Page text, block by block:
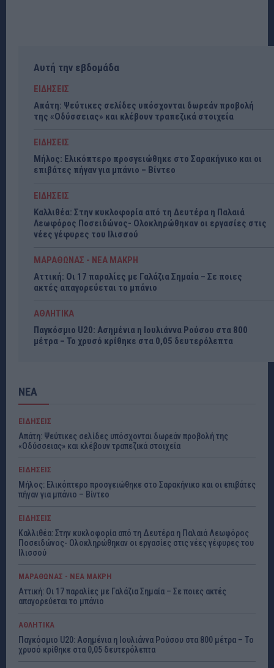
Αυτή την εβδομάδα
ΕΙΔΗΣΕΙΣ
Απάτη: Ψεύτικες σελίδες υπόσχονται δωρεάν προβολή
της «Οδύσσειας» και κλέβουν τραπεζικά στοιχεία
ΕΙΔΗΣΕΙΣ
Μήλος: Ελικόπτερο προσγειώθηκε στο Σαρακήνικο και οι
επιβάτες πήγαν για μπάνιο – Βίντεο
ΕΙΔΗΣΕΙΣ
Καλλιθέα: Στην κυκλοφορία από τη Δευτέρα η Παλαιά
Λεωφόρος Ποσειδώνος- Ολοκληρώθηκαν οι εργασίες στις
νέες γέφυρες του Ιλισσού
ΜΑΡΑΘΩΝΑΣ - ΝΕΑ ΜΑΚΡΗ
Αττική: Οι 17 παραλίες με Γαλάζια Σημαία – Σε ποιες
ακτές απαγορεύεται το μπάνιο
ΑΘΛΗΤΙΚΑ
Παγκόσμιο U20: Ασημένια η Ιουλιάννα Ρούσου στα 800
μέτρα – Το χρυσό κρίθηκε στα 0,05 δευτερόλεπτα
ΝΕΑ
ΕΙΔΗΣΕΙΣ
Απάτη: Ψεύτικες σελίδες υπόσχονται δωρεάν προβολή της
«Οδύσσειας» και κλέβουν τραπεζικά στοιχεία
ΕΙΔΗΣΕΙΣ
Μήλος: Ελικόπτερο προσγειώθηκε στο Σαρακήνικο και οι επιβάτες
πήγαν για μπάνιο – Βίντεο
ΕΙΔΗΣΕΙΣ
Καλλιθέα: Στην κυκλοφορία από τη Δευτέρα η Παλαιά Λεωφόρος
Ποσειδώνος- Ολοκληρώθηκαν οι εργασίες στις νέες γέφυρες του
Ιλισσού
ΜΑΡΑΘΩΝΑΣ - ΝΕΑ ΜΑΚΡΗ
Αττική: Οι 17 παραλίες με Γαλάζια Σημαία – Σε ποιες ακτές
απαγορεύεται το μπάνιο
ΑΘΛΗΤΙΚΑ
Παγκόσμιο U20: Ασημένια η Ιουλιάννα Ρούσου στα 800 μέτρα – Το
χρυσό κρίθηκε στα 0,05 δευτερόλεπτα